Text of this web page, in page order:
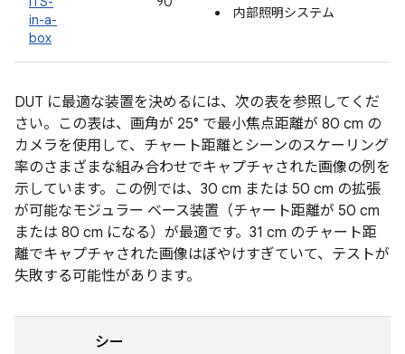
in-a-
box
内部照明システム
DUT に最適な装置を決めるには、次の表を参照してくだ
さい。この表は、画角が 25° で最小焦点距離が 80 cm の
カメラを使用して、チャート距離とシーンのスケーリング
率のさまざまな組み合わせでキャプチャされた画像の例を
示しています。この例では、30 cm または 50 cm の拡張
が可能なモジュラー ベース装置（チャート距離が 50 cm
または 80 cm になる）が最適です。31 cm のチャート距
離でキャプチャされた画像はぼやけすぎていて、テストが
失敗する可能性があります。
シー